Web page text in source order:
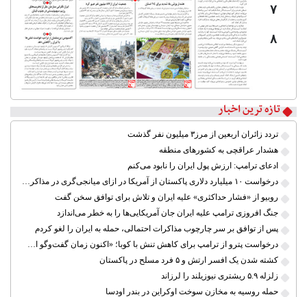
۷
۸
تازه ترین اخبار
تردد زائران اربعین از مرز۳ میلیون نفر گذشت
هشدار عراقچی به کشورهای منطقه
ادعای ترامپ: ارزش پول ایران را نابود می‌کنم
روبیو از «فشار حداکثری» علیه ایران و تلاش برای توافق سخن گفت
جنگ افروزی ترامپ علیه ایران جان آمریکایی‌ها را به خطر می‌اندازد
پس از توافق بر سر چارچوب مذاکرات احتمالی، حمله به ایران را لغو کردم
کشته شدن یک افسر ارتش و ۵ فرد مسلح در پاکستان
زلزله ۵.۹ ریشتری نیوزیلند را لرزاند
حمله روسیه به مخازن سوخت اوکراین در بندر اودسا